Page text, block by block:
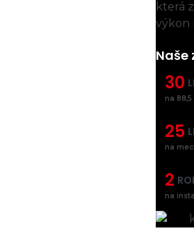
která
výkon
Naše
30
na
25
na
2
na